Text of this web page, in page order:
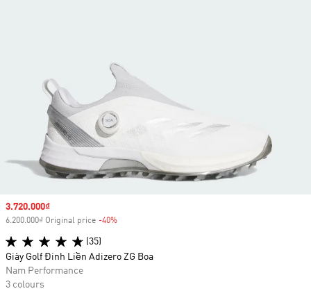
Sale price
3.720.000₫
6.200.000₫ Original price -40%
(35)
Giày Golf Đinh Liền Adizero ZG Boa
Nam Performance
3 colours